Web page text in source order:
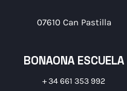
07610 Can Pastilla
BONAONA ESCUELA
+ 34 661 353 992